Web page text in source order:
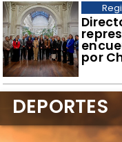
por
DEPORTES